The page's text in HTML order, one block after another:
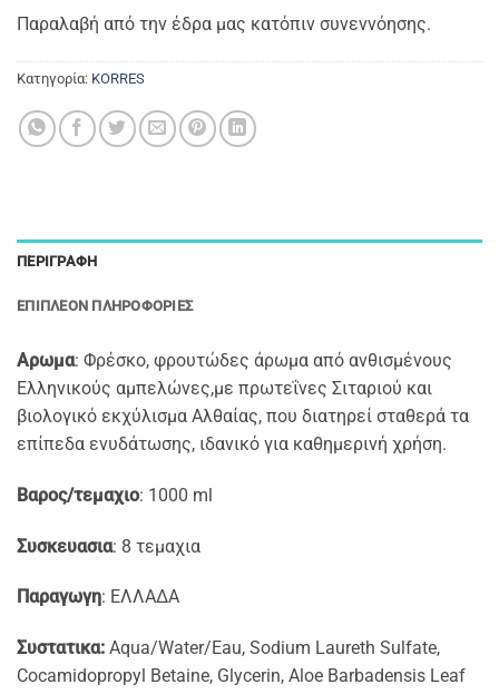
Παραλαβή από την έδρα μας κατόπιν συνεννόησης.
Κατηγορία: KORRES
ΠΕΡΙΓΡΑΦΉ
ΕΠΙΠΛΈΟΝ ΠΛΗΡΟΦΟΡΊΕΣ
Αρωμα: Φρέσκο, φρουτώδες άρωμα από ανθισμένους
Ελληνικούς αμπελώνες,με πρωτεΐνες Σιταριού και
βιολογικό εκχύλισμα Αλθαίας, που διατηρεί σταθερά τα
επίπεδα ενυδάτωσης, ιδανικό για καθημερινή χρήση.
Βαρος/τεμαχιο: 1000 ml
Συσκευασια: 8 τεμαχια
Παραγωγη: ΕΛΛΑΔΑ
Συστατικα: Aqua/Water/Eau, Sodium Laureth Sulfate,
Cocamidopropyl Betaine, Glycerin, Aloe Barbadensis Leaf